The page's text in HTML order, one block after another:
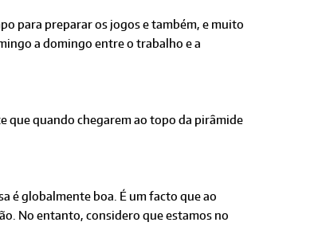
para preparar os jogos e também, e muito
a domingo entre o trabalho e a
que quando chegarem ao topo da pirâmide
é globalmente boa. É um facto que ao
No entanto, considero que estamos no